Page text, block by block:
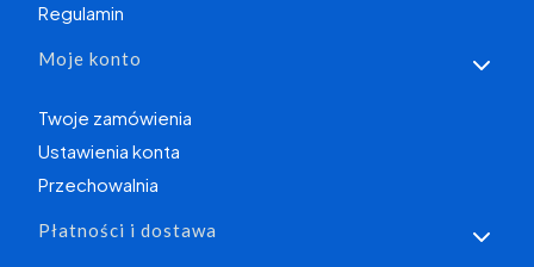
Regulamin
Moje konto
Twoje zamówienia
Ustawienia konta
Przechowalnia
Płatności i dostawa